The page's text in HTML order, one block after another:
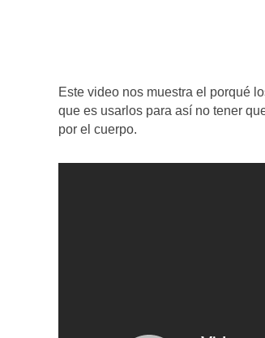
Este video nos muestra el porqué
que es usarlos para así no tener
por el cuerpo.